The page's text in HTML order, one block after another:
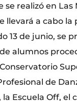
se realizó en Las
llevará a cabo
13 de junio, se
alumnos
de
la Escuela Off, el